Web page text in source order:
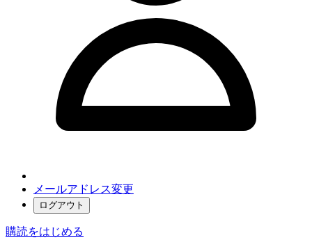
メールアドレス変更
ログアウト
購読をはじめる